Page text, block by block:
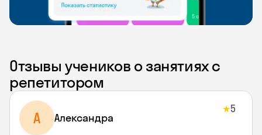
Отзывы учеников о занятиях с
репетитором
A Aлександра
★5